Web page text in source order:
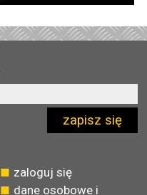
zapisz się
zaloguj się
dane osobowe i